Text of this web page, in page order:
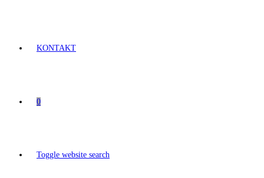
KONTAKT
0
Toggle website search